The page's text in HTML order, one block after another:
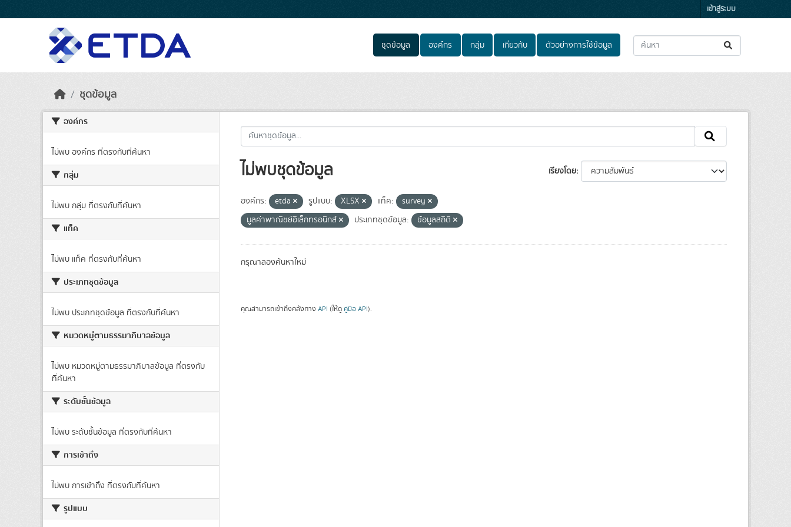
เข้าสู่ระบบ
ชุดข้อมูล องค์กร กลุ่ม เกี่ยวกับ ตัวอย่างการใช้ข้อมูล
ชุดข้อมูล
องค์กร
ไม่พบ องค์กร ที่ตรงกับที่ค้นหา
กลุ่ม
ไม่พบ กลุ่ม ที่ตรงกับที่ค้นหา
แท็ค
ไม่พบ แท็ค ที่ตรงกับที่ค้นหา
ประเภทชุดข้อมูล
ไม่พบ ประเภทชุดข้อมูล ที่ตรงกับที่ค้นหา
หมวดหมู่ตามธรรมาภิบาลข้อมูล
ไม่พบ หมวดหมู่ตามธรรมาภิบาลข้อมูล ที่ตรงกับ
ที่ค้นหา
ระดับชั้นข้อมูล
ไม่พบ ระดับชั้นข้อมูล ที่ตรงกับที่ค้นหา
การเข้าถึง
ไม่พบ การเข้าถึง ที่ตรงกับที่ค้นหา
รูปแบบ
เรียงโดย
ไม่พบชุดข้อมูล
องค์กร: etda รูปแบบ: XLSX แท็ค:
survey
มูลค่าพาณิชย์อิเล็กทรอนิกส์
ประเภทชุดข้อมูล: ข้อมูลสถิติ
กรุณาลองค้นหาใหม่
คุณสามารถเข้าถึงคลังทาง API (ให้ดู คู่มือ API).